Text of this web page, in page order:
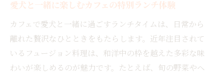
愛犬と一緒に楽しむカフェの特別ランチ体験
カフェで愛犬と一緒に過ごすランチタイムは、日常から
離れた贅沢なひとときをもたらします。近年注目されて
いるフュージョン料理は、和洋中の枠を越えた多彩な味
わいが楽しめるのが魅力です。たとえば、旬の野菜やヘ